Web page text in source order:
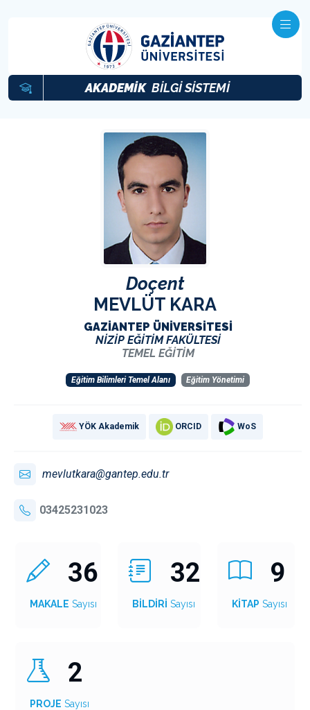
AKADEMİK BİLGİ SİSTEMİ
Doçent
MEVLÜT KARA
GAZİANTEP ÜNİVERSİTESİ
NİZİP EĞİTİM FAKÜLTESİ
TEMEL EĞİTİM
Eğitim Bilimleri Temel Alanı Eğitim Yönetimi
YÖK Akademik ORCID WoS
mevlutkara@gantep.edu.tr
03425231023
36
MAKALE Sayısı
32
BİLDİRİ Sayısı
9
KİTAP Sayısı
2
PROJE Sayısı